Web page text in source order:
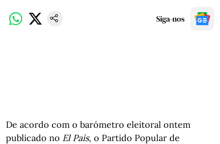
Siga-nos
De acordo com o barómetro eleitoral ontem
publicado no El País, o Partido Popular de